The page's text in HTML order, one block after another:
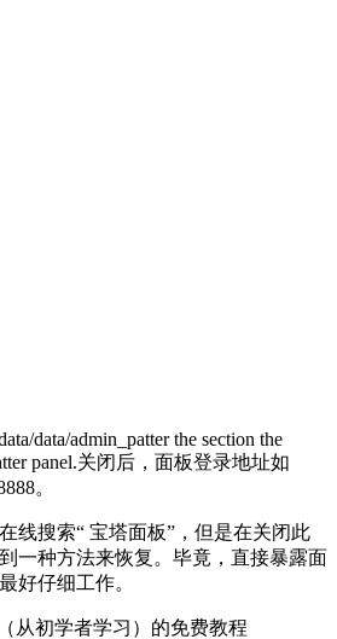
data/admin_patter the section the
panel.关闭后，面板登录地址如
。
线搜索“ 宝塔面板”，但是在关闭此
一种方法来恢复。毕竟，直接暴露面
好仔细工作。
从初学者学习）的免费教程